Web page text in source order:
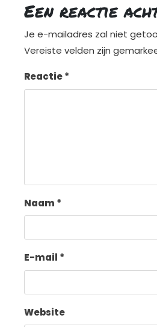
Een reactie
Je e-mailadres zal niet
Vereiste velden zijn
Reactie*
Naam *
E-mail *
Website